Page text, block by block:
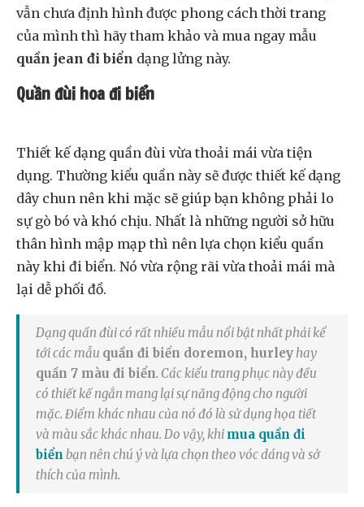
vẫn chưa định hình được phong cách thời trang
của mình thì hãy tham khảo và mua ngay mẫu
quần jean đi biển dạng lửng này.
Quần đùi hoa đi biển
Thiết kế dạng quần đùi vừa thoải mái vừa tiện
dụng. Thường kiểu quần này sẽ được thiết kế dạng
dây chun nên khi mặc sẽ giúp bạn không phải lo
sự gò bó và khó chịu. Nhất là những người sở hữu
thân hình mập mạp thì nên lựa chọn kiểu quần
này khi đi biển. Nó vừa rộng rãi vừa thoải mái mà
lại dễ phối đồ.
Dạng quần đùi có rất nhiều mẫu nổi bật nhất phải kể
tới các mẫu quần đi biển doremon, hurley hay
quần 7 màu đi biển. Các kiểu trang phục này đều
có thiết kế ngắn mang lại sự năng động cho người
mặc. Điểm khác nhau của nó đó là sử dụng họa tiết
và màu sắc khác nhau. Do vậy, khi mua quần đi
biển bạn nên chú ý và lựa chọn theo vóc dáng và sở
thích của mình.